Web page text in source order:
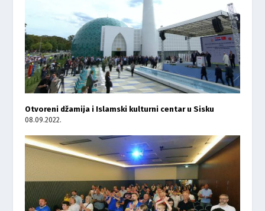
Otvoreni džamija i Islamski kulturni centar u Sisku
08.09.2022.